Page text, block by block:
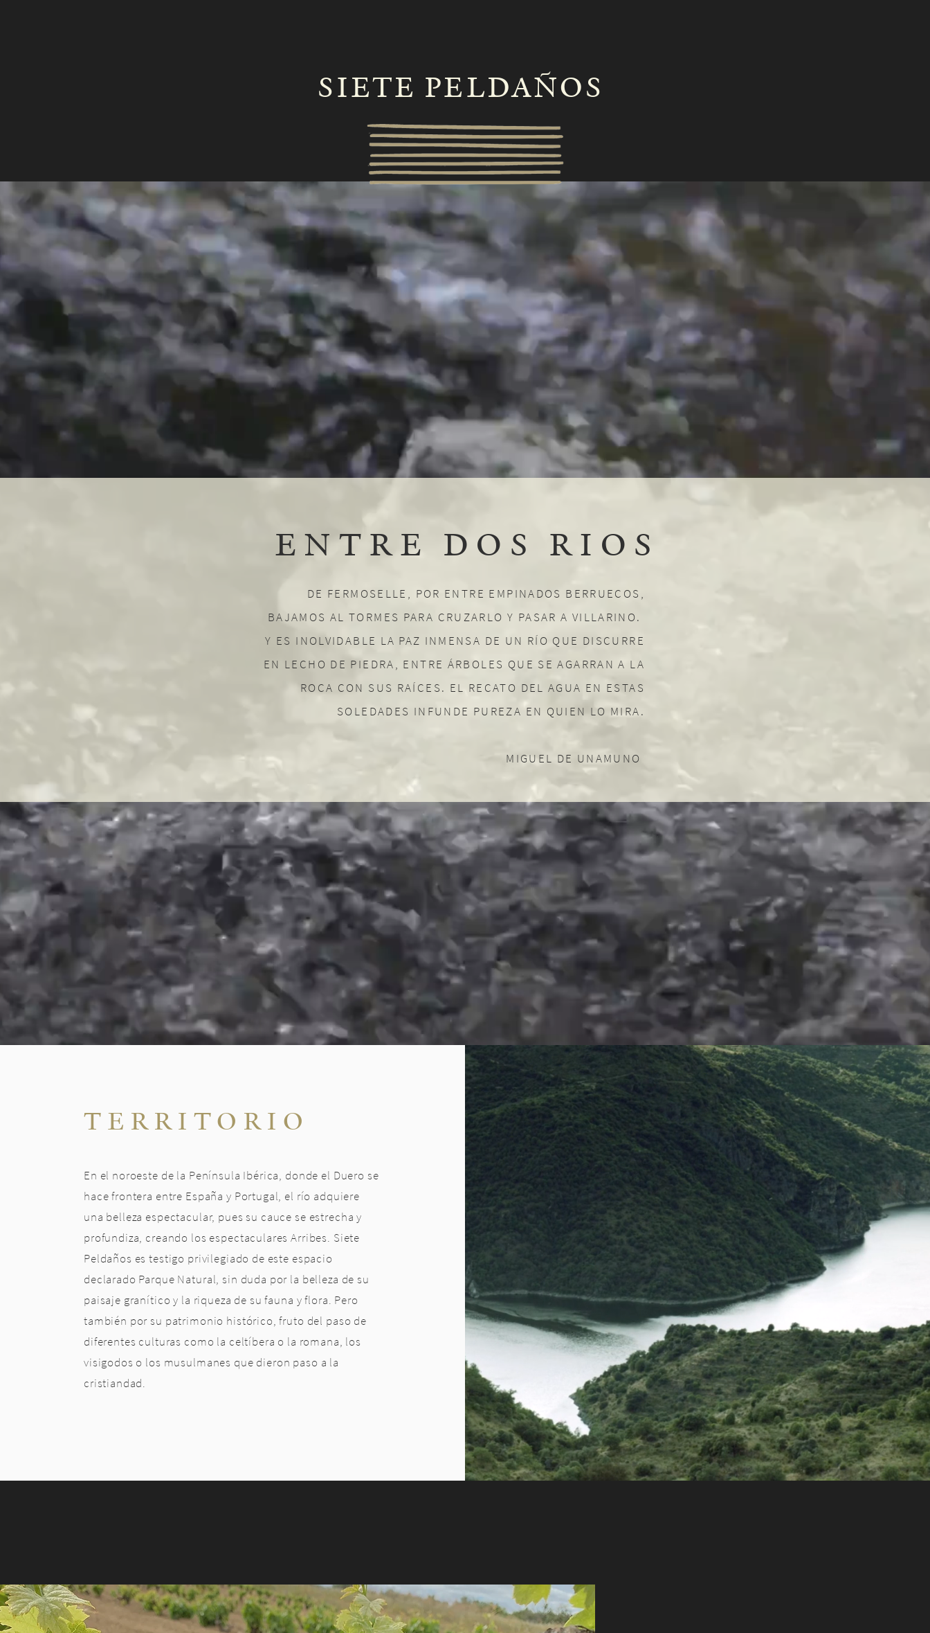
ENTRE DOS RIOS
DE FERMOSELLE, POR ENTRE EMPINADOS BERRUECOS,
BAJAMOS AL TORMES PARA CRUZARLO Y PASAR A VILLARINO.
Y ES INOLVIDABLE LA PAZ INMENSA DE UN RÍO QUE DISCURRE
EN LECHO DE PIEDRA, ENTRE ÁRBOLES QUE SE AGARRAN A LA
ROCA CON SUS RAÍCES. EL RECATO DEL AGUA EN ESTAS
SOLEDADES INFUNDE PUREZA EN QUIEN LO MIRA.
MIGUEL DE UNAMUNO
SIETE PELDAÑOS
TERRITORIO
En el noroeste de la Península Ibérica, donde el Duero se
hace frontera entre España y Portugal, el río adquiere
una belleza espectacular, pues su cauce se estrecha y
profundiza, creando los espectaculares Arribes. Siete
Peldaños es testigo privilegiado de este espacio
declarado Parque Natural, sin duda por la belleza de su
paisaje granítico y la riqueza de su fauna y flora. Pero
también por su patrimonio histórico, fruto del paso de
diferentes culturas como la celtíbera o la romana, los
visigodos o los musulmanes que dieron paso a la
cristiandad.